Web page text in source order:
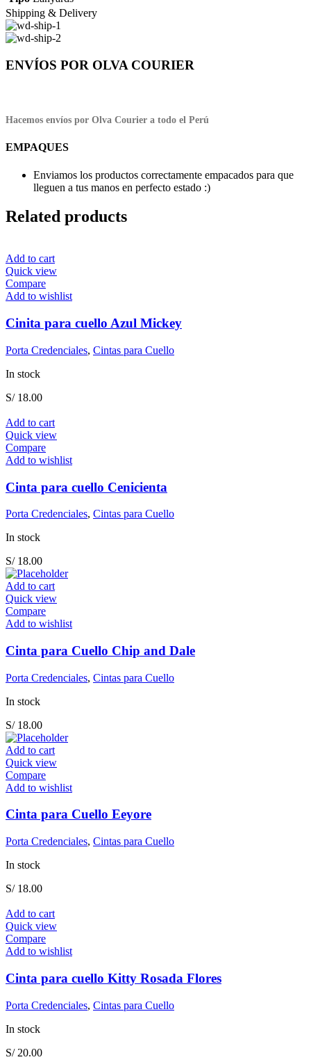
Shipping & Delivery
ENVÍOS POR OLVA COURIER
Hacemos envíos por Olva Courier a todo el Perú
EMPAQUES
Enviamos los productos correctamente empacados para que
lleguen a tus manos en perfecto estado :)
Related products
Add to cart
Quick view
Compare
Add to wishlist
Cinita para cuello Azul Mickey
Porta Credenciales, Cintas para Cuello
In stock
S/18.00
Add to cart
Quick view
Compare
Add to wishlist
Cinta para cuello Cenicienta
Porta Credenciales, Cintas para Cuello
In stock
S/18.00
Add to cart
Quick view
Compare
Add to wishlist
Cinta para Cuello Chip and Dale
Porta Credenciales, Cintas para Cuello
In stock
S/18.00
Add to cart
Quick view
Compare
Add to wishlist
Cinta para Cuello Eeyore
Porta Credenciales, Cintas para Cuello
In stock
S/18.00
Add to cart
Quick view
Compare
Add to wishlist
Cinta para cuello Kitty Rosada Flores
Porta Credenciales, Cintas para Cuello
In stock
S/20.00